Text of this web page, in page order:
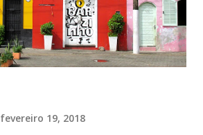
fevereiro 19, 2018